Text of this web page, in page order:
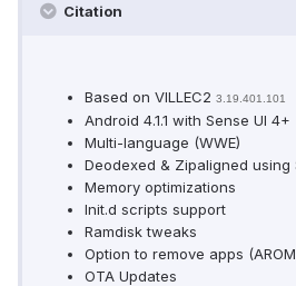
Citation
Based on VILLEC2 3.19.401.101
Android 4.1.1 with Sense UI 4+
Multi-language (WWE)
Deodexed & Zipaligned using
Memory optimizations
Init.d scripts support
Ramdisk tweaks
Option to remove apps
OTA Updates